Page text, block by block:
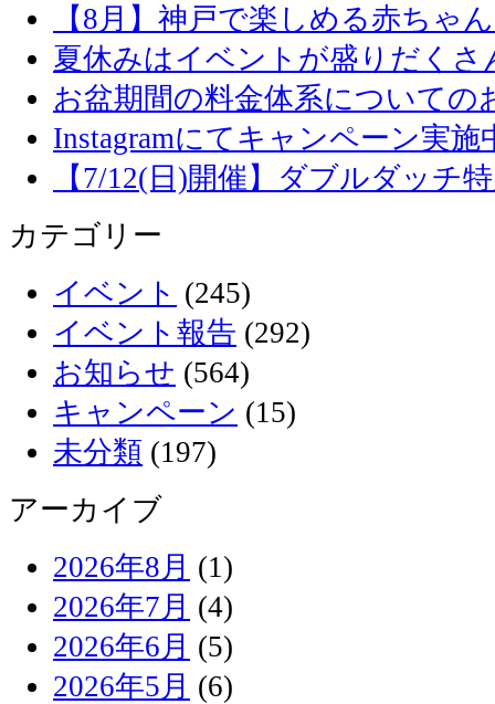
【8月】神戸で楽しめる赤ちゃ
夏休みはイベントが盛りだくさ
お盆期間の料金体系についての
Instagramにてキャンペーン実施
【7/12(日)開催】ダブルダッチ
カテゴリー
イベント (245)
イベント報告 (292)
お知らせ (564)
キャンペーン (15)
未分類 (197)
アーカイブ
2026年8月 (1)
2026年7月 (4)
2026年6月 (5)
2026年5月 (6)